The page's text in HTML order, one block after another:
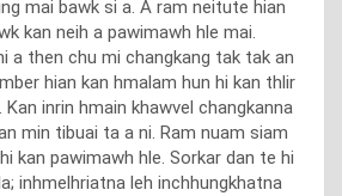
mai bawk si a. A ram neitute hian
kan neih a pawimawh hle mai.
a then chu mi changkang tak tak an
hian kan hmalam hun hi kan thlir
inrin hmain khawvel changkanna
min tibuai ta a ni. Ram nuam siam
kan pawimawh hle. Sorkar dan te hi
inhmelhriatna leh inchhungkhatna